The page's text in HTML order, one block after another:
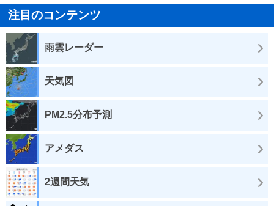
注目のコンテンツ
雨雲レーダー
天気図
PM2.5分布予測
アメダス
2週間天気